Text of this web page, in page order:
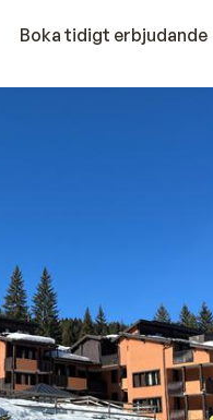
Boka tidigt erbjudande